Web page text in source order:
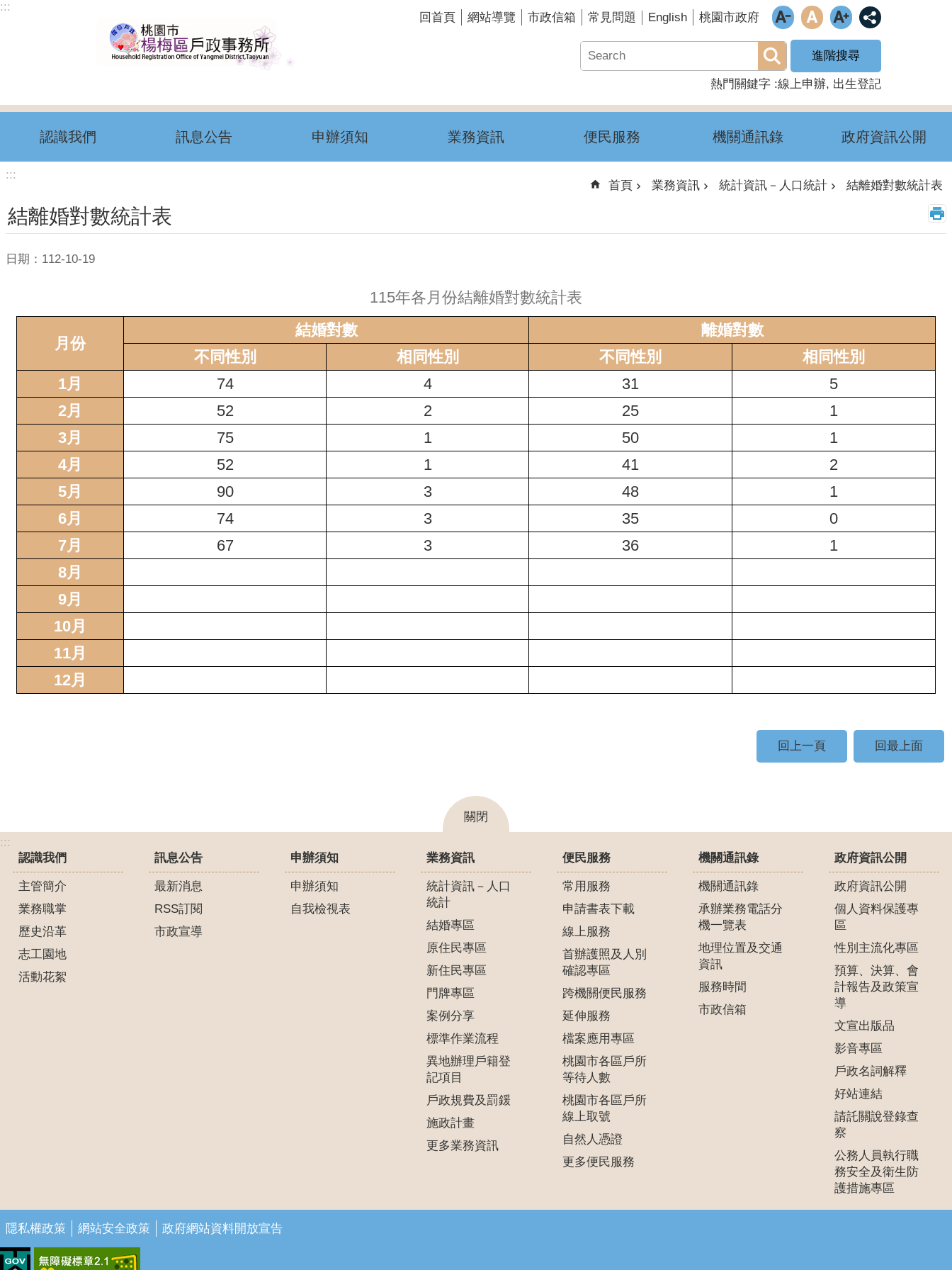
跳到主要內容區塊
:::
回首頁 網站導覽 市政信箱 常見問題 English 桃園市政府
進階搜尋
熱門關鍵字 線上申辦 出生登記
認識我們 訊息公告 申辦須知 業務資訊 便民服務 機關通訊錄 政府資訊公開
:::
首頁 業務資訊 統計資訊－人口統計 結離婚對數統計表
結離婚對數統計表
日期：112-10-19
115年各月份結離婚對數統計表
月份
結婚對數
離婚對數
不同性別
相同性別 不同性別
相同性別
1月
74 4 31
5
2月
52 2 25
1
3月
75 1 50
1
4月
52 1 41
2
5月
90 3 48
1
6月
74 3 35
0
7月
67 3 36
1
8月
9月
10月
11月
12月
回上一頁 回最上面
關閉
:::
認識我們
主管簡介
業務職掌
歷史沿革
志工園地
活動花絮
訊息公告
最新消息
RSS訂閱
市政宣導
申辦須知
申辦須知
自我檢視表
業務資訊
統計資訊－人口
統計
結婚專區
原住民專區
新住民專區
門牌專區
案例分享
標準作業流程
異地辦理戶籍登
記項目
戶政規費及罰鍰
施政計畫
更多業務資訊
便民服務
常用服務
申請書表下載
線上服務
首辦護照及人別
確認專區
跨機關便民服務
延伸服務
檔案應用專區
桃園市各區戶所
等待人數
桃園市各區戶所
線上取號
自然人憑證
更多便民服務
機關通訊錄
機關通訊錄
承辦業務電話分
機一覽表
地理位置及交通
資訊
服務時間
市政信箱
政府資訊公開
政府資訊公開
個人資料保護專
區
性別主流化專區
預算、決算、會
計報告及政策宣
導
文宣出版品
影音專區
戶政名詞解釋
好站連結
請託關說登錄查
察
公務人員執行職
務安全及衛生防
護措施專區
隱私權政策 網站安全政策 政府網站資料開放宣告